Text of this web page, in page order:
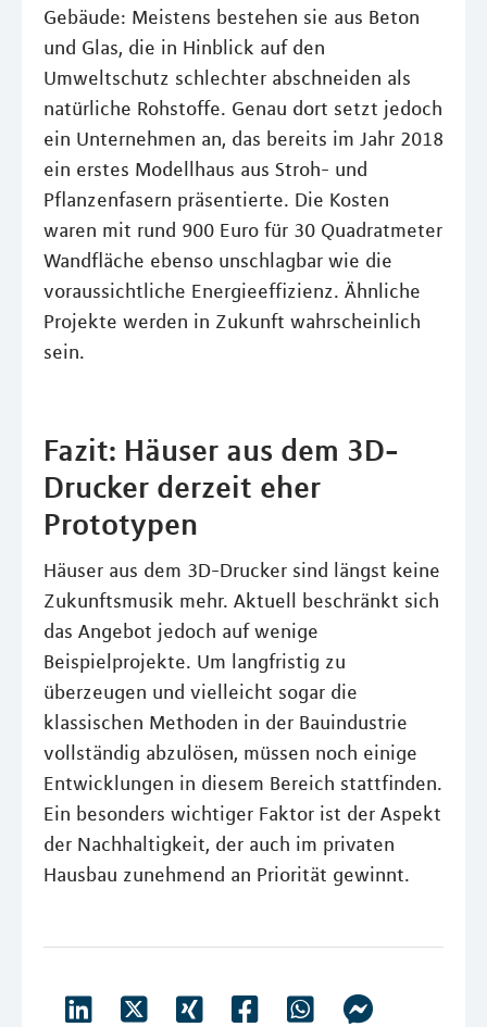
Gebäude: Meistens bestehen sie aus Beton
und Glas, die in Hinblick auf den
Umweltschutz schlechter abschneiden als
natürliche Rohstoffe. Genau dort setzt jedoch
ein Unternehmen an, das bereits im Jahr 2018
ein erstes Modellhaus aus Stroh- und
Pflanzenfasern präsentierte. Die Kosten
waren mit rund 900 Euro für 30 Quadratmeter
Wandfläche ebenso unschlagbar wie die
voraussichtliche Energieeffizienz. Ähnliche
Projekte werden in Zukunft wahrscheinlich
sein.
Fazit: Häuser aus dem 3D-
Drucker derzeit eher
Prototypen
Häuser aus dem 3D-Drucker sind längst keine
Zukunftsmusik mehr. Aktuell beschränkt sich
das Angebot jedoch auf wenige
Beispielprojekte. Um langfristig zu
überzeugen und vielleicht sogar die
klassischen Methoden in der Bauindustrie
vollständig abzulösen, müssen noch einige
Entwicklungen in diesem Bereich stattfinden.
Ein besonders wichtiger Faktor ist der Aspekt
der Nachhaltigkeit, der auch im privaten
Hausbau zunehmend an Priorität gewinnt.